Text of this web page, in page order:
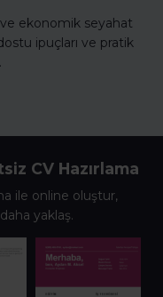
ekonomik seyahat
ipuçları ve pratik
CV Hazırlama
ile online oluştur,
yaklaş.